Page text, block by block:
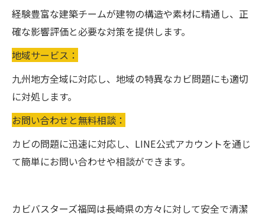
経験豊富な建築チームが建物の構造や素材に精通し、正
確な影響評価と必要な対策を提供します。
地域サービス：
九州地方全域に対応し、地域の特異なカビ問題にも適切
に対処します。
お問い合わせと無料相談：
カビの問題に迅速に対応し、LINE公式アカウントを通じ
て簡単にお問い合わせや相談ができます。
カビバスターズ福岡は長崎県の方々に対して安全で清潔